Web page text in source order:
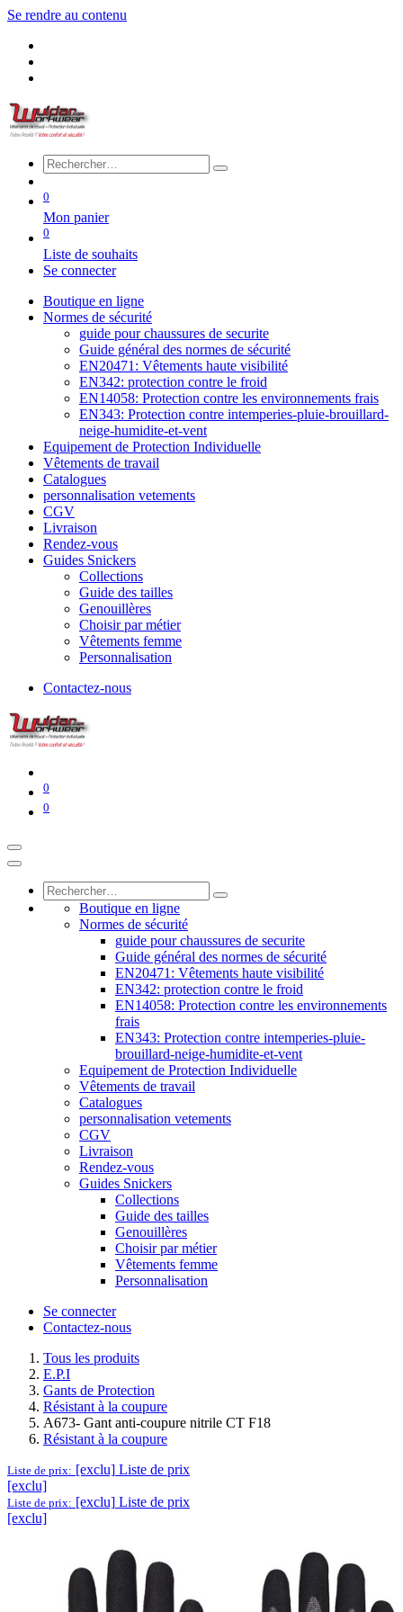
Se rendre au contenu
0
Mon panier
0
Liste de souhaits
Se connecter
Boutique en ligne
Normes de sécurité
guide pour chaussures de securite
Guide général des normes de sécurité
EN20471: Vêtements haute visibilité
EN342: protection contre le froid
EN14058: Protection contre les environnements frais
EN343: Protection contre intemperies-pluie-brouillard-
neige-humidite-et-vent
Equipement de Protection Individuelle
Vêtements de travail
Catalogues
personnalisation vetements
​CGV
Livraison
Rendez-vous
Guides Snickers
Collections
Guide des tailles
Genouillères
Choisir par métier
Vêtements femme
Personnalisation
Contactez-nous
0
0
Boutique en ligne
Normes de sécurité
guide pour chaussures de securite
Guide général des normes de sécurité
EN20471: Vêtements haute visibilité
EN342: protection contre le froid
EN14058: Protection contre les environnements
frais
EN343: Protection contre intemperies-pluie-
brouillard-neige-humidite-et-vent
Equipement de Protection Individuelle
Vêtements de travail
Catalogues
personnalisation vetements
​CGV
Livraison
Rendez-vous
Guides Snickers
Collections
Guide des tailles
Genouillères
Choisir par métier
Vêtements femme
Personnalisation
Se connecter
Contactez-nous
Tous les produits
E.P.I
Gants de Protection
Résistant à la coupure
A673- Gant anti-coupure nitrile CT F18
Résistant à la coupure
Liste de prix: [exclu] Liste de prix
[exclu]
Liste de prix: [exclu] Liste de prix
[exclu]